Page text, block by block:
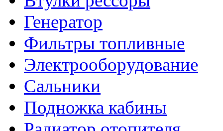
Генератор
Фильтры топливные
Электрооборудование
Сальники
Подножка кабины